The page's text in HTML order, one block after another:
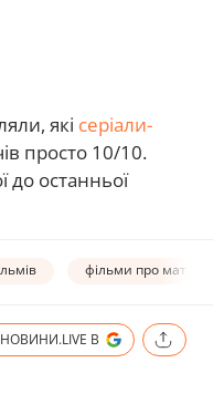
які серіали-
просто 10/10.
до останньої
фільми про
В